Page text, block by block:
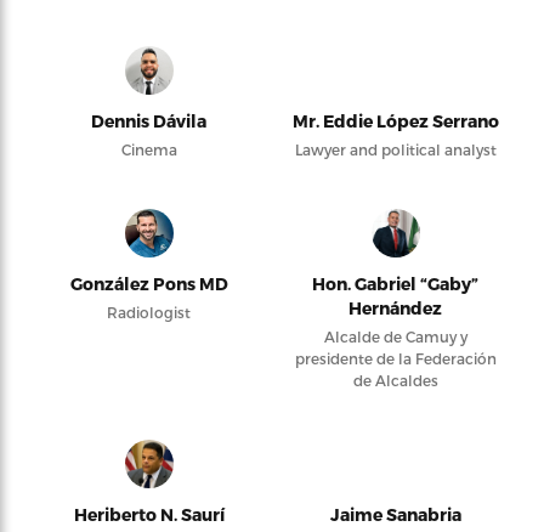
Dennis Dávila
Cinema
Mr. Eddie López Serrano
Lawyer and political analyst
González Pons MD
Radiologist
Hon. Gabriel “Gaby”
Hernández
Alcalde de Camuy y
presidente de la Federación
de Alcaldes
Heriberto N. Saurí Jaime Sanabria